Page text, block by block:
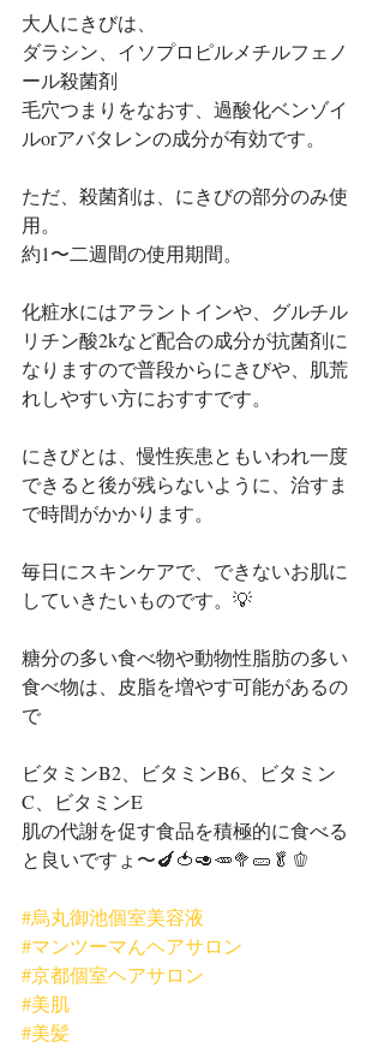
大人にきびは、
ダラシン、イソプロピルメチルフェノ
ール殺菌剤
毛穴つまりをなおす、過酸化ベンゾイ
ルorアバタレンの成分が有効です。
ただ、殺菌剤は、にきびの部分のみ使
用。
約1〜二週間の使用期間。
化粧水にはアラントインや、グルチル
リチン酸2kなど配合の成分が抗菌剤に
なりますので普段からにきびや、肌荒
れしやすい方におすすです。
にきびとは、慢性疾患ともいわれ一度
できると後が残らないように、治すま
で時間がかかります。
毎日にスキンケアで、できないお肌に
していきたいものです。💡
糖分の多い食べ物や動物性脂肪の多い
食べ物は、皮脂を増やす可能があるの
で
ビタミンB2、ビタミンB6、ビタミン
C、ビタミンE
肌の代謝を促す食品を積極的に食べる
と良いですょ〜🍆🍅🥑🥕🥦🥒🥬🫑
#烏丸御池個室美容液
#マンツーマんヘアサロン
#京都個室ヘアサロン
#美肌
#美髪